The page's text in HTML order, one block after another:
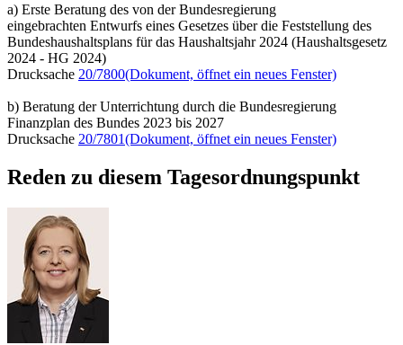
a) Erste Beratung des von der Bundesregierung
eingebrachten Entwurfs eines Gesetzes über die Feststellung des
Bundeshaushaltsplans für das Haushaltsjahr 2024 (Haushaltsgesetz
2024 - HG 2024)
Drucksache 20/7800(Dokument, öffnet ein neues Fenster)
b) Beratung der Unterrichtung durch die Bundesregierung
Finanzplan des Bundes 2023 bis 2027
Drucksache 20/7801(Dokument, öffnet ein neues Fenster)
Reden zu diesem Tagesordnungspunkt